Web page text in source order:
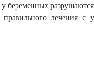
беременных разрушаются
лечения с